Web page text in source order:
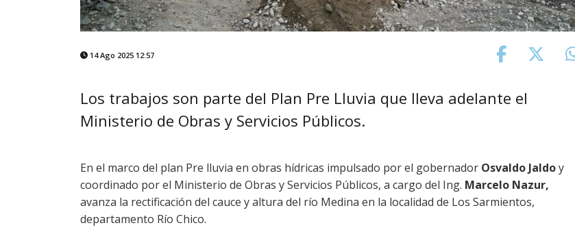
14 Ago 2025 12:57
Los trabajos son parte del Plan Pre Lluvia que lleva adelante el
Ministerio de Obras y Servicios Públicos.
En el marco del plan Pre lluvia en obras hídricas impulsado por el gobernador Osvaldo Jaldoy
coordinado por el Ministerio de Obras y Servicios Públicos, a cargo del Ing. Marcelo Nazur,
avanza la rectificación del cauce y altura del río Medina en la localidad de Los Sarmientos,
departamento Río Chico.